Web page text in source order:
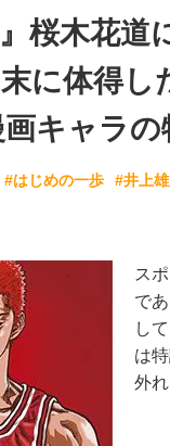
桜木花
に体得し
キャラの
#はじめの一歩 #井上
ス
で
し
は
外